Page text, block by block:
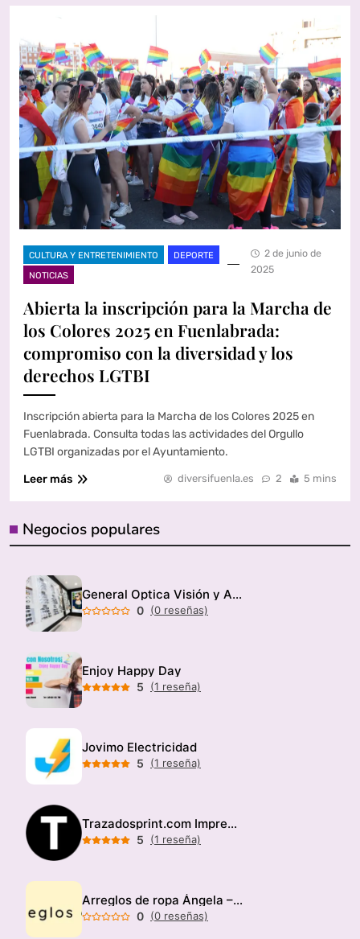
CULTURA Y ENTRETENIMIENTO
DEPORTE
NOTICIAS
2 de junio de
2025
Abierta la inscripción para la Marcha de
los Colores 2025 en Fuenlabrada:
compromiso con la diversidad y los
derechos LGTBI
Inscripción abierta para la Marcha de los Colores 2025 en
Fuenlabrada. Consulta todas las actividades del Orgullo
LGTBI organizadas por el Ayuntamiento.
Leer más
diversifuenla.es 2 5 mins
Negocios populares
General Optica Visión y Audición
0 (0 reseñas)
Enjoy Happy Day
5 (1 reseña)
Jovimo Electricidad
5 (1 reseña)
Trazadosprint.com Imprenta
5 (1 reseña)
Arreglos de ropa Ángela – Modista
0 (0 reseñas)